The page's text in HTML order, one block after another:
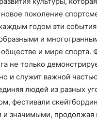
новое поколение
годом эти события
и
и мире спорта.
не только
и служит важной
людей из разных
фестивали
и значимыми, продолжая